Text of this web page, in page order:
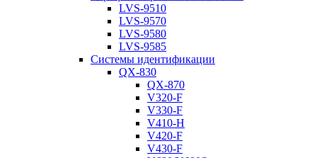
LVS-9510
LVS-9570
LVS-9580
LVS-9585
Системы идентификации
QX-830
QX-870
V320-F
V330-F
V410-H
V420-F
V430-F